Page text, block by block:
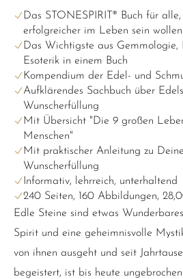
Das STONESPIRIT® Buch für
erfolgreicher im Leben sein wollen
Das Wichtigste aus Gemmologie,
Esoterik in einem Buch
Kompendium der Edel- und
Aufklärendes Sachbuch über
Wunscherfüllung
Mit Übersicht "Die 9 großen
Menschen"
Mit praktischer Anleitung zu
Wunscherfüllung
Informativ, lehrreich, unterhaltend
240 Seiten, 160 Abbildungen,
Edle Steine sind etwas
Spirit und eine geheimnisvolle
von ihnen ausgeht und seit
begeistert, ist bis heute